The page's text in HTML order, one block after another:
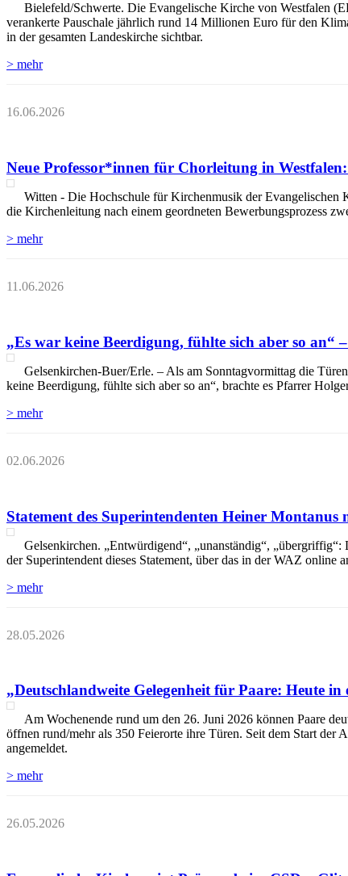
Bielefeld/Schwerte. Die Evangelische Kirche von Westfalen
verankerte Pauschale jährlich rund 14 Millionen Euro für den
in der gesamten Landeskirche sichtbar.
> mehr
16.06.2026
Neue Professor*innen für Chorleitung in
Witten - Die Hochschule für Kirchenmusik der
die Kirchenleitung nach einem geordneten Bewerbungsprozess
> mehr
11.06.2026
„Es war keine Beerdigung, fühlte sich aber so
Gelsenkirchen-Buer/Erle. – Als am Sonntagvormittag die
keine Beerdigung, fühlte sich aber so an“, brachte es Pfarrer
> mehr
02.06.2026
Statement des Superintendenten Heiner Montanus
Gelsenkirchen. „Entwürdigend“, „unanständig“,
der Superintendent dieses Statement, über das in der WAZ
> mehr
28.05.2026
„Deutschlandweite Gelegenheit für Paare: Heute
Am Wochenende rund um den 26. Juni 2026 können Paare
öffnen rund/mehr als 350 Feierorte ihre Türen. Seit dem Start der
angemeldet.
> mehr
26.05.2026